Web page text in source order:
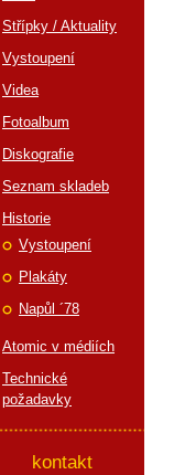
Střípky / Aktuality
Vystoupení
Videa
Fotoalbum
Diskografie
Seznam skladeb
Historie
Vystoupení
Plakáty
Napůl ´78
Atomic v médiích
Technické
požadavky
kontakt